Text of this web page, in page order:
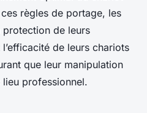
règles de portage, les
de leurs
de leurs chariots
que leur manipulation
professionnel.